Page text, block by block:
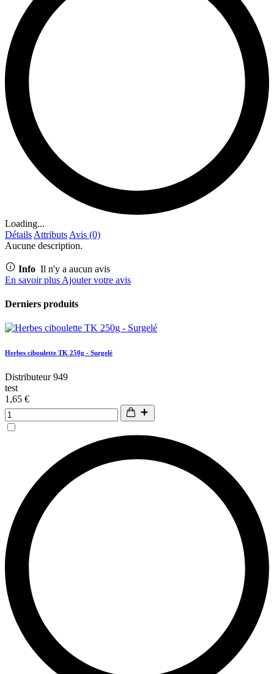
Loading...
Détails Attributs Avis (0)
Aucune description.
Info Il n'y a aucun avis
En savoir plus Ajouter votre avis
Derniers produits
Herbes ciboulette TK 250g - Surgelé
Distributeur 949
test
1,65 €